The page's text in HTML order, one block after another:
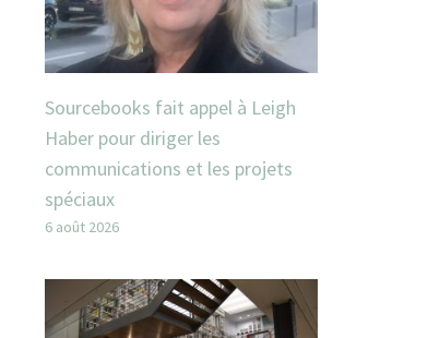
Sourcebooks fait appel à Leigh
Haber pour diriger les
communications et les projets
spéciaux
6 août 2026